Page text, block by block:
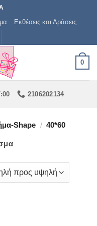
Εκθέσεις και Δράσεις
0
2106202134
Shape / 40*60